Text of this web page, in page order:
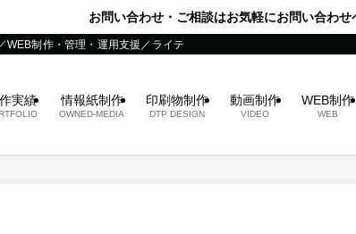
合わせ・ご相談はお気軽にお問い合わせページからどうぞ！
制作・管理・運用支援／ライティング
実績 情報紙制作
OWNED-MEDIA
印刷物制作
DTP DESIGN
動画制作
VIDEO
WEB制作
WEB